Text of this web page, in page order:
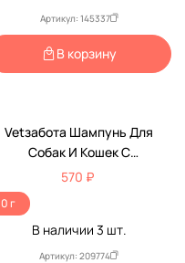
Артикул: 145337
В корзину
Vetзабота Шампунь Для
Собак И Кошек С
Хлоргексидином 5% 150мл
570 ₽
0 г
В наличии 3 шт.
Артикул: 209774